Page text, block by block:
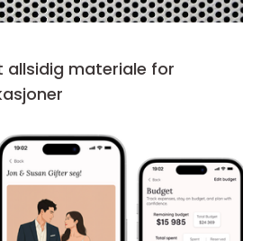
allsidig materiale for